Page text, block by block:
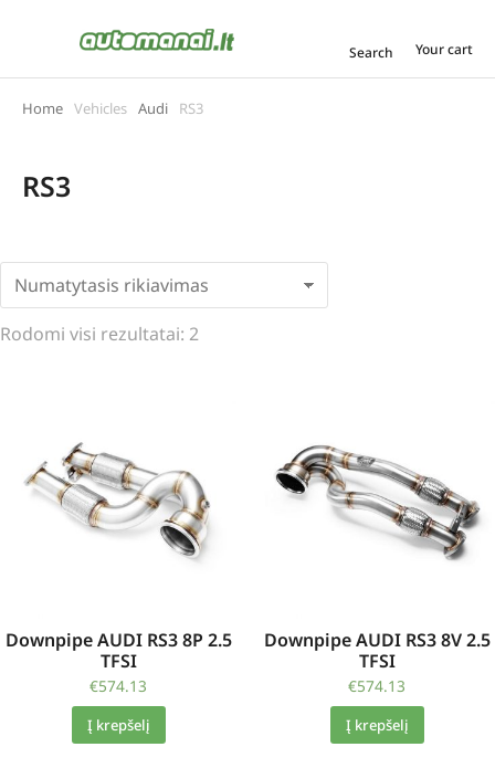
Search Your cart
You are here:
Home Vehicles Audi RS3
RS3
Rodomi visi rezultatai: 2
Downpipe AUDI RS3 8P 2.5
TFSI
€574.13
Į krepšelį
Downpipe AUDI RS3 8V 2.5
TFSI
€574.13
Į krepšelį